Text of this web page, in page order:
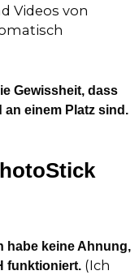
Videos von
Gewissheit, dass
einem Platz sind.
habe keine Ahnung,
funktioniert. (Ich